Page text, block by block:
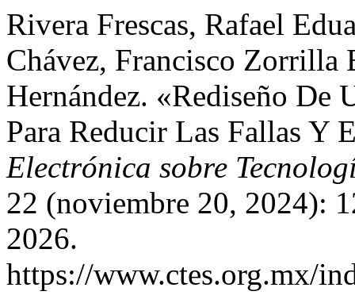
Rivera Frescas, Rafael
Chávez, Francisco Zorrilla
Hernández. «Rediseño De
Para Reducir Las Fallas Y
Electrónica sobre
22 (noviembre 20, 2024):
2026.
https://www.ctes.org.mx/